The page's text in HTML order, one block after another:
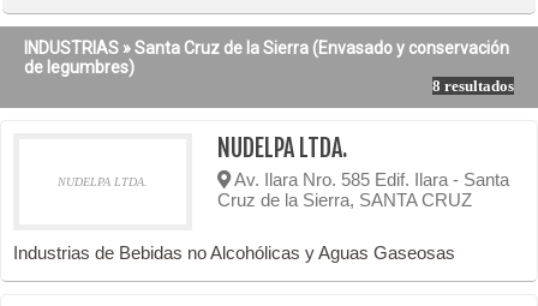
INDUSTRIAS »Santa Cruz de la Sierra (Envasado y conservación
de legumbres)
8 resultados
NUDELPA LTDA.
NUDELPA LTDA.
Av. Ilara Nro. 585 Edif. Ilara - Santa
Cruz de la Sierra, SANTA CRUZ
Industrias de Bebidas no Alcohólicas y Aguas Gaseosas